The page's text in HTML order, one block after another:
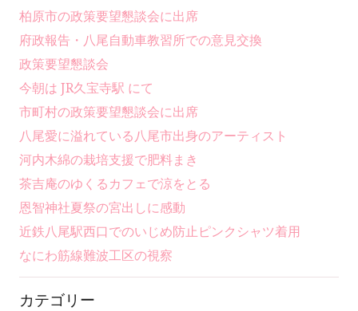
柏原市の政策要望懇談会に出席
府政報告・八尾自動車教習所での意見交換
政策要望懇談会
今朝は JR久宝寺駅 にて
市町村の政策要望懇談会に出席
八尾愛に溢れている八尾市出身のアーティスト
河内木綿の栽培支援で肥料まき
茶吉庵のゆくるカフェで涼をとる
恩智神社夏祭の宮出しに感動
近鉄八尾駅西口でのいじめ防止ピンクシャツ着用
なにわ筋線難波工区の視察
カテゴリー